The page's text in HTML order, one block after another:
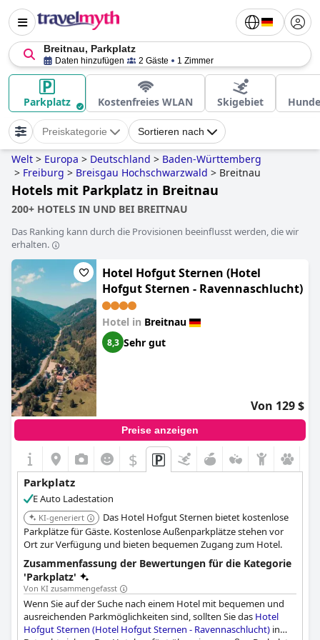
Breitnau, Parkplatz
Daten hinzufügen 2 Gäste 1 Zimmer
Parkplatz Kostenfreies WLAN Skigebiet
Preiskategorie Sortieren nach
Welt > Europa > Deutschland > Baden-Württemberg
> Freiburg > Breisgau Hochschwarzwald > Breitnau
Hotels mit Parkplatz in Breitnau
200+ HOTELS IN UND BEI BREITNAU
Das Ranking kann durch die Provisionen beeinflusst werden, die wir
erhalten.
Hotel Hofgut Sternen (Hotel
Hofgut Sternen - Ravennaschlucht)
Hotel in Breitnau
8,3 Sehr gut
Von 129 $
Preise anzeigen
$
Parkplatz
E Auto Ladestation
KI-generiert
Das Hotel Hofgut Sternen bietet kostenlose
Parkplätze für Gäste. Kostenlose Außenparkplätze stehen vor
Ort zur Verfügung und bieten bequemen Zugang zum Hotel.
Zusammenfassung der Bewertungen für die Kategorie
'Parkplatz'
Von KI zusammengefasst
Wenn Sie auf der Suche nach einem Hotel mit bequemen und
ausreichenden Parkmöglichkeiten sind, sollten Sie das Hotel
Hofgut Sternen (Hotel Hofgut Sternen - Ravennaschlucht) in